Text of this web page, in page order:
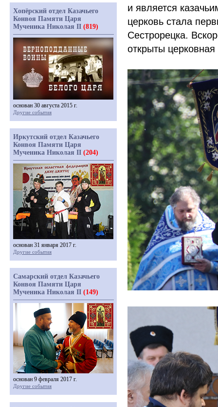
и является
церковь стала
Сестрорецка.
открыты
Хопёрский отдел Казачьего
Конвоя Памяти Царя
Мученика Николая II (819)
основан 30 августа 2015 г.
Другие события
Иркутский отдел Казачьего
Конвоя Памяти Царя
Мученика Николая II (204)
основан 31 января 2017 г.
Другие события
Самарский отдел Казачьего
Конвоя Памяти Царя
Мученика Николая II (149)
основан 9 февраля 2017 г.
Другие события